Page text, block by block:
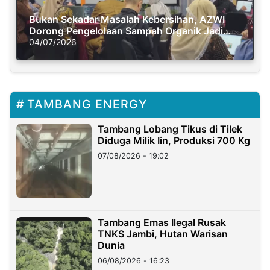
Bukan Sekadar Masalah Kebersihan, AZWI
Dorong Pengelolaan Sampah Organik Jadi
Solusi Krisis Iklim
04/07/2026
TAMBANG ENERGY
Tambang Lobang Tikus di Tilek
Diduga Milik Iin, Produksi 700 Kg
07/08/2026 - 19:02
Tambang Emas Ilegal Rusak
TNKS Jambi, Hutan Warisan
Dunia
06/08/2026 - 16:23